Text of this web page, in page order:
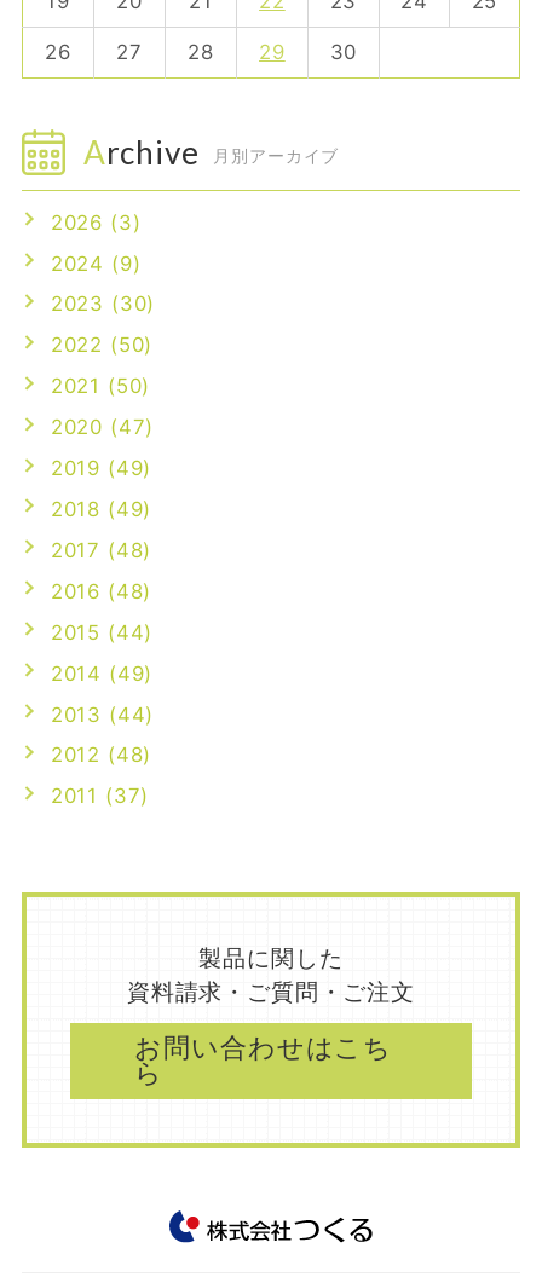
26 27 28 29 30
Archive 月別アーカイブ
2026 (3)
2024 (9)
2023 (30)
2022 (50)
2021 (50)
2020 (47)
2019 (49)
2018 (49)
2017 (48)
2016 (48)
2015 (44)
2014 (49)
2013 (44)
2012 (48)
2011 (37)
製品に関した
資料請求・ご質問・ご注文
お問い合わせはこち
ら